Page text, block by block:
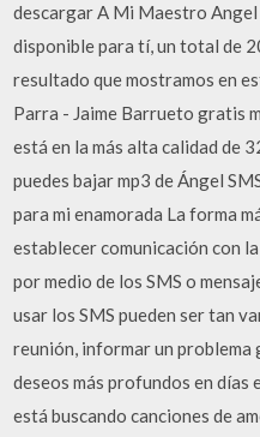
descargar A Mi Maestro
disponible para tí, un total de
resultado que mostramos en
Parra - Jaime Barrueto gratis
está en la más alta calidad de
puedes bajar mp3 de Ángel
para mi enamorada La forma
establecer comunicación con
por medio de los SMS o
usar los SMS pueden ser tan
reunión, informar un
deseos más profundos en días
está buscando canciones de